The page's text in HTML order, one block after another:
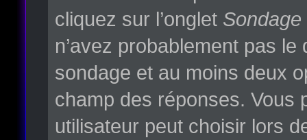
cliquez sur l’onglet Sondage
n’avez probablement pas
sondage et au moins deux
champ des réponses. Vous
utilisateur peut choisir lors